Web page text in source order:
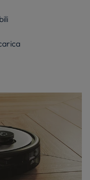
video